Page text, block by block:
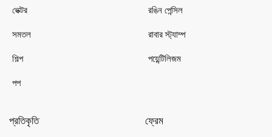
ভেক্টর
সমতল
শিল্প
পপ
রঙিন পেন্সিল
রাবার স্ট্যাম্প
পয়েন্টিলিজম
প্রতিকৃতি ফ্রেম